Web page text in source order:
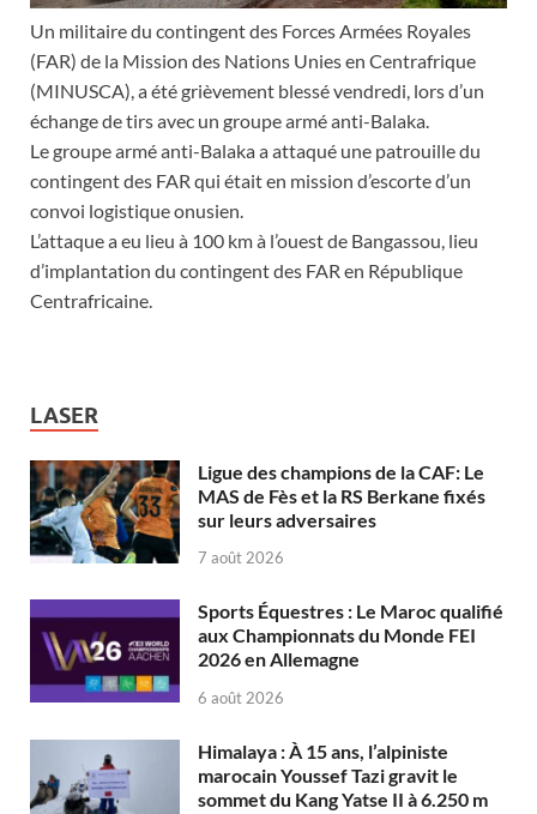
Un militaire du contingent des Forces Armées Royales
(FAR) de la Mission des Nations Unies en Centrafrique
(MINUSCA), a été grièvement blessé vendredi, lors d’un
échange de tirs avec un groupe armé anti-Balaka.
Le groupe armé anti-Balaka a attaqué une patrouille du
contingent des FAR qui était en mission d’escorte d’un
convoi logistique onusien.
L’attaque a eu lieu à 100 km à l’ouest de Bangassou, lieu
d’implantation du contingent des FAR en République
Centrafricaine.
LASER
Ligue des champions de la CAF: Le
MAS de Fès et la RS Berkane fixés
sur leurs adversaires
7 août 2026
Sports Équestres : Le Maroc qualifié
aux Championnats du Monde FEI
2026 en Allemagne
6 août 2026
Himalaya : À 15 ans, l’alpiniste
marocain Youssef Tazi gravit le
sommet du Kang Yatse II à 6.250 m